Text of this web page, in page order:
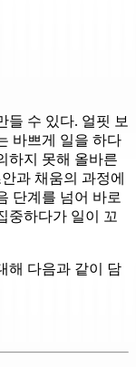
들 수 있다. 얼핏 보
바쁘게 일을 하다
하지 못해 올바른
과 채움의 과정에
단계를 넘어 바로
중하다가 일이 꼬
해 다음과 같이 담